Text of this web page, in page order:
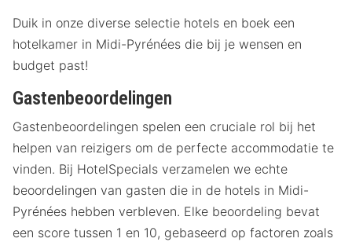
Duik in onze diverse selectie hotels en boek een
hotelkamer in Midi-Pyrénées die bij je wensen en
budget past!
Gastenbeoordelingen
Gastenbeoordelingen spelen een cruciale rol bij het
helpen van reizigers om de perfecte accommodatie te
vinden. Bij HotelSpecials verzamelen we echte
beoordelingen van gasten die in de hotels in Midi-
Pyrénées hebben verbleven. Elke beoordeling bevat
een score tussen 1 en 10, gebaseerd op factoren zoals